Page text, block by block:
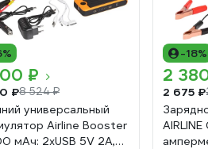
₽
₽8 524 ₽
универсальный
Airline Booster
мАч: 2хUSB 5V 2A,
-18%
2
2 675 ₽